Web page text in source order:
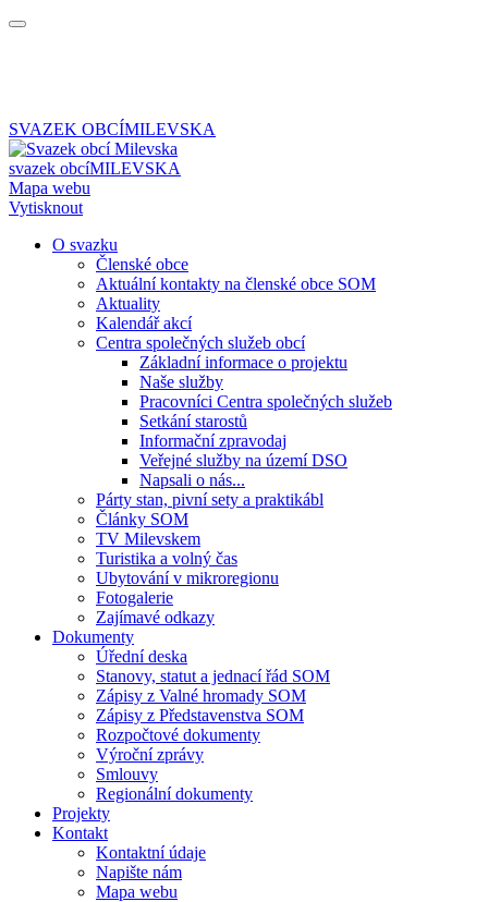
SVAZEK OBCÍMILEVSKA
svazek obcíMILEVSKA
Mapa webu
Vytisknout
O svazku
Členské obce
Aktuální kontakty na členské obce SOM
Aktuality
Kalendář akcí
Centra společných služeb obcí
Základní informace o projektu
Naše služby
Pracovníci Centra společných služeb
Setkání starostů
Informační zpravodaj
Veřejné služby na území DSO
Napsali o nás...
Párty stan, pivní sety a praktikábl
Články SOM
TV Milevskem
Turistika a volný čas
Ubytování v mikroregionu
Fotogalerie
Zajímavé odkazy
Dokumenty
Úřední deska
Stanovy, statut a jednací řád SOM
Zápisy z Valné hromady SOM
Zápisy z Představenstva SOM
Rozpočtové dokumenty
Výroční zprávy
Smlouvy
Regionální dokumenty
Projekty
Kontakt
Kontaktní údaje
Napište nám
Mapa webu